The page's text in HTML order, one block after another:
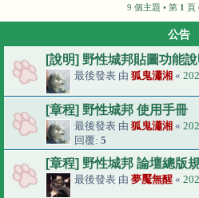
9 個主題 • 第 1 頁
公告
[說明] 野性城邦貼圖功能說
最後發表 由 狐鬼瀟湘 «
[章程] 野性城邦 使用手冊
最後發表 由 狐鬼瀟湘 «
回覆: 5
[章程] 野性城邦 論壇總版
最後發表 由 夢魘無醒 «